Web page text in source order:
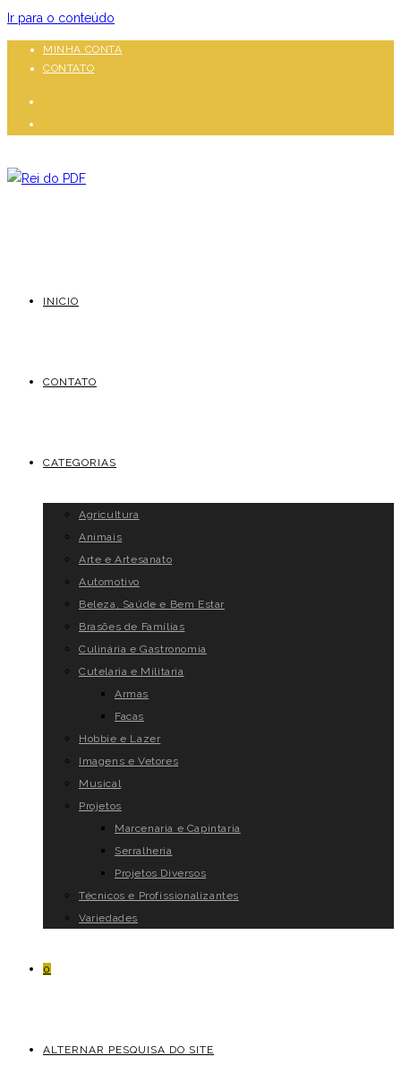
Ir para o conteúdo
MINHA CONTA
CONTATO
INICIO
CONTATO
CATEGORIAS
Agricultura
Animais
Arte e Artesanato
Automotivo
Beleza, Saúde e Bem Estar
Brasões de Famílias
Culinária e Gastronomia
Cutelaria e Militaria
Armas
Facas
Hobbie e Lazer
Imagens e Vetores
Musical
Projetos
Marcenaria e Capintaria
Serralheria
Projetos Diversos
Técnicos e Profissionalizantes
Variedades
0
ALTERNAR PESQUISA DO SITE